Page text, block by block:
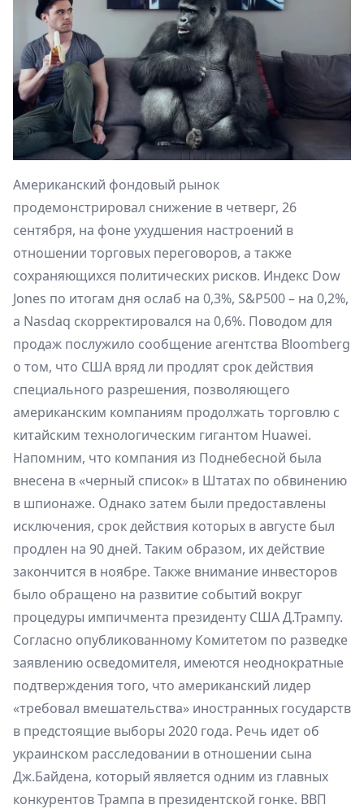
Американский фондовый рынок
продемонстрировал снижение в четверг, 26
сентября, на фоне ухудшения настроений в
отношении торговых переговоров, а также
сохраняющихся политических рисков. Индекс Dow
Jones по итогам дня ослаб на 0,3%, S&P500 – на 0,2%,
а Nasdaq скорректировался на 0,6%. Поводом для
продаж послужило сообщение агентства Bloomberg
о том, что США вряд ли продлят срок действия
специального разрешения, позволяющего
американским компаниям продолжать торговлю с
китайским технологическим гигантом Huawei.
Напомним, что компания из Поднебесной была
внесена в «черный список» в Штатах по обвинению
в шпионаже. Однако затем были предоставлены
исключения, срок действия которых в августе был
продлен на 90 дней. Таким образом, их действие
закончится в ноябре. Также внимание инвесторов
было обращено на развитие событий вокруг
процедуры импичмента президенту США Д.Трампу.
Согласно опубликованному Комитетом по разведке
заявлению осведомителя, имеются неоднократные
подтверждения того, что американский лидер
«требовал вмешательства» иностранных государств
в предстоящие выборы 2020 года. Речь идет об
украинском расследовании в отношении сына
Дж.Байдена, который является одним из главных
конкурентов Трампа в президентской гонке. ВВП